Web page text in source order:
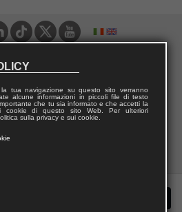
tua navigazione su questo sito verranno
alcune informazioni in piccoli file di testo
che tu sia informato e che accetti la
cookie di questo sito Web. Per ulteriori
sulla privacy e sui cookie.